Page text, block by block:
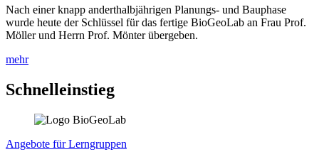
Nach einer knapp anderthalbjährigen Planungs- und Bauphase
wurde heute der Schlüssel für das fertige BioGeoLab an Frau Prof.
Möller und Herrn Prof. Mönter übergeben.
mehr
Schnelleinstieg
Angebote für Lerngruppen